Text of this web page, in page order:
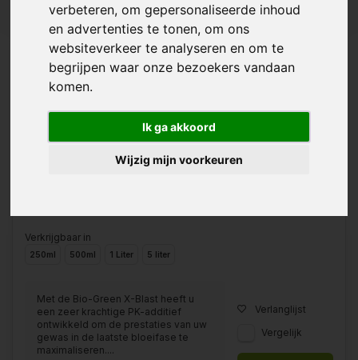
verbeteren, om gepersonaliseerde inhoud
en advertenties te tonen, om ons
websiteverkeer te analyseren en om te
begrijpen waar onze bezoekers vandaan
komen.
Ik ga akkoord
Wijzig mijn voorkeuren
€25,50
Verkrijgbaar in
250ml 500ml 1 Liter 5 liter
Met de Bio-Green X-Blast heeft u
een zeer krachtige PK-additief
ontwikkeld om de prestaties van uw
gewas in de laatste bloeifase te
maximaliseren....
Verlanglijst
Vergelijk